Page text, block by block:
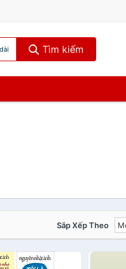
Tìm kiếm
Sắp Xếp Theo